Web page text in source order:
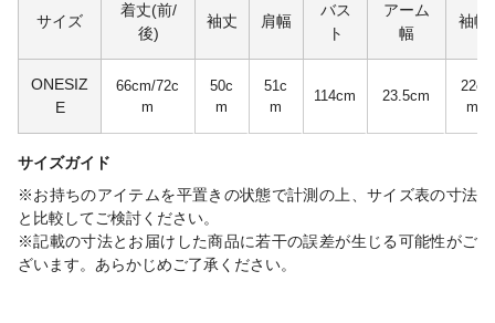
サイズ
着丈(前/
後)
袖丈 肩幅
バス
ト
アーム
幅
袖幅
ONESIZ
E
66cm/72c
m
50c
m
51c
m
114cm 23.5cm
22c
m
サイズガイド
※お持ちのアイテムを平置きの状態で計測の上、サイズ表の寸法
と比較してご検討ください。
※記載の寸法とお届けした商品に若干の誤差が生じる可能性がご
ざいます。あらかじめご了承ください。